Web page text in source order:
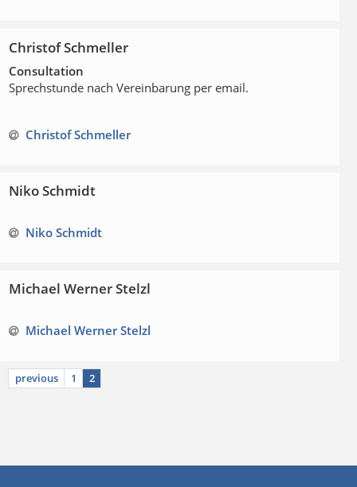
Christof Schmeller
Consultation
Sprechstunde nach Vereinbarung per email.
Christof Schmeller
Niko Schmidt
Niko Schmidt
Michael Werner Stelzl
Michael Werner Stelzl
previous 1 2